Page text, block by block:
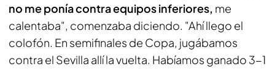
no me ponía contra equipos inferiores, me
calentaba", comenzaba diciendo. "Ahí llego el
colofón. En semifinales de Copa, jugábamos
contra el Sevilla allí la vuelta. Habíamos ganado 3-1